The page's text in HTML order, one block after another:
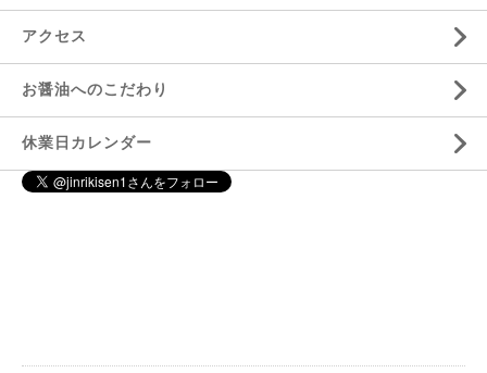
アクセス
お醤油へのこだわり
休業日カレンダー